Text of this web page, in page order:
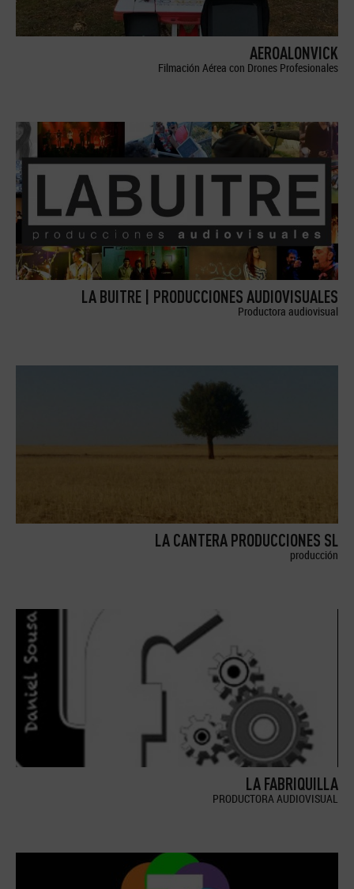
AEROALONVICK
Filmación Aérea con Drones Profesionales
LA BUITRE | PRODUCCIONES AUDIOVISUALES
Productora audiovisual
LA CANTERA PRODUCCIONES SL
producción
LA FABRIQUILLA
PRODUCTORA AUDIOVISUAL